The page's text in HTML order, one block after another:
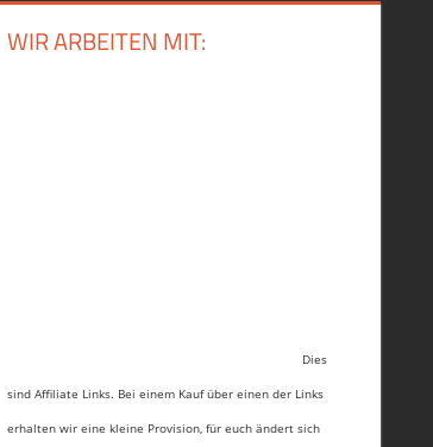
WIR ARBEITEN MIT:
Dies
sind Affiliate Links. Bei einem Kauf über einen der Links
erhalten wir eine kleine Provision, für euch ändert sich